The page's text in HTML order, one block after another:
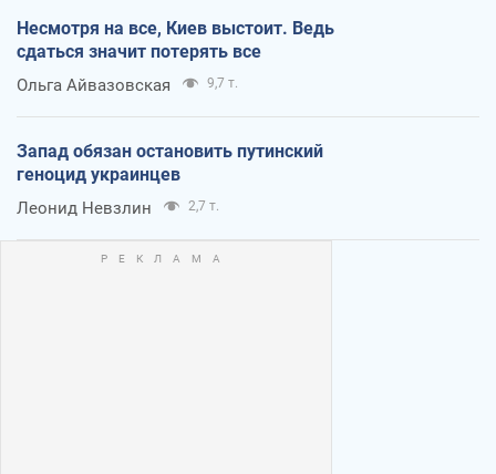
Несмотря на все, Киев выстоит. Ведь
сдаться значит потерять все
Ольга Айвазовская 9,7 т.
Запад обязан остановить путинский
геноцид украинцев
Леонид Невзлин 2,7 т.